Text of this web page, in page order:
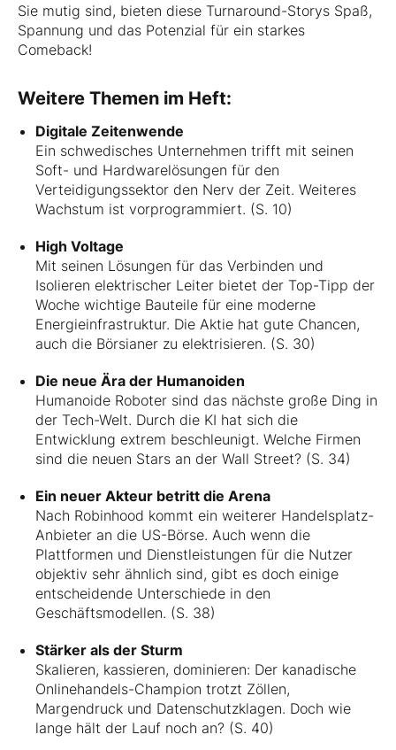
Sie mutig sind, bieten diese Turnaround-Storys Spaß,
Spannung und das Potenzial für ein starkes
Comeback!
Weitere Themen im Heft:
Digitale Zeitenwende
Ein schwedisches Unternehmen trifft mit seinen
Soft- und Hardwarelösungen für den
Verteidigungssektor den Nerv der Zeit. Weiteres
Wachstum ist vorprogrammiert. (S. 10)
High Voltage
Mit seinen Lösungen für das Verbinden und
Isolieren elektrischer Leiter bietet der Top-Tipp der
Woche wichtige Bauteile für eine moderne
Energieinfrastruktur. Die Aktie hat gute Chancen,
auch die Börsianer zu elektrisieren. (S. 30)
Die neue Ära der Humanoiden
Humanoide Roboter sind das nächste große Ding in
der Tech-Welt. Durch die KI hat sich die
Entwicklung extrem beschleunigt. Welche Firmen
sind die neuen Stars an der Wall Street? (S. 34)
Ein neuer Akteur betritt die Arena
Nach Robinhood kommt ein weiterer Handelsplatz-
Anbieter an die US-Börse. Auch wenn die
Plattformen und Dienstleistungen für die Nutzer
objektiv sehr ähnlich sind, gibt es doch einige
entscheidende Unterschiede in den
Geschäftsmodellen. (S. 38)
Stärker als der Sturm
Skalieren, kassieren, dominieren: Der kanadische
Onlinehandels-Champion trotzt Zöllen,
Margendruck und Datenschutzklagen. Doch wie
lange hält der Lauf noch an? (S. 40)